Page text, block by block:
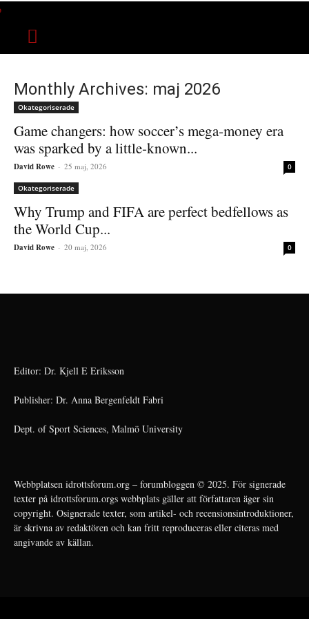
Monthly Archives: maj 2026
Okategoriserade
Game changers: how soccer’s mega‑money era
was sparked by a little‑known...
David Rowe - 25 maj, 2026 0
Okategoriserade
Why Trump and FIFA are perfect bedfellows as
the World Cup...
David Rowe - 20 maj, 2026 0
Editor: Dr. Kjell E Eriksson
Publisher: Dr. Anna Bergenfeldt Fabri
Dept. of Sport Sciences, Malmö University
Webbplatsen idrottsforum.org – forumbloggen © 2025. För signerade
texter på idrottsforum.orgs webbplats gäller att författaren äger sin
copyright. Osignerade texter, som artikel- och recensionsintroduktioner,
är skrivna av redaktören och kan fritt reproduceras eller citeras med
angivande av källan.